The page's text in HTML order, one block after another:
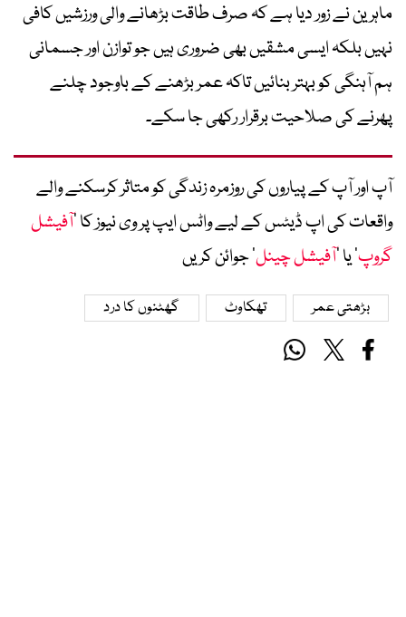
ماہرین نے زور دیا ہے کہ صرف طاقت بڑھانے والی ورزشیں کافی
نہیں بلکہ ایسی مشقیں بھی ضروری ہیں جو توازن اور جسمانی
ہم آہنگی کو بہتر بنائیں تاکہ عمر بڑھنے کے باوجود چلنے
پھرنے کی صلاحیت برقرار رکھی جا سکے۔
آپ اور آپ کے پیاروں کی روزمرہ زندگی کو متاثر کرسکنے والے
واقعات کی اپ ڈیٹس کے لیے واٹس ایپ پر وی نیوز کا ’آفیشل
گروپ‘ یا ’آفیشل چینل‘ جوائن کریں
بڑھتی عمر تھکاوٹ گھٹنوں کا درد